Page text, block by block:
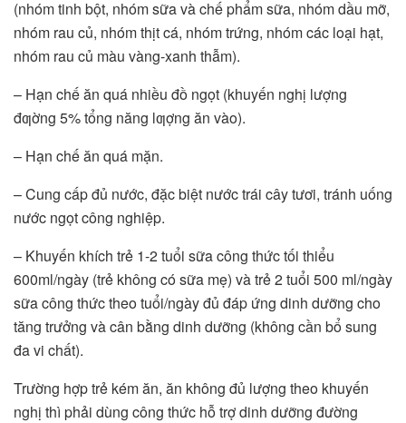
(nhóm tinh bột, nhóm sữa và chế phẩm sữa, nhóm dầu mỡ,
nhóm rau củ, nhóm thịt cá, nhóm trứng, nhóm các loại hạt,
nhóm rau củ màu vàng-xanh thẫm).
– Hạn chế ăn quá nhiều đồ ngọt (khuyến nghị lượng
đƣờng 5% tổng năng lƣợng ăn vào).
– Hạn chế ăn quá mặn.
– Cung cấp đủ nước, đặc biệt nước trái cây tươi, tránh uống
nước ngọt công nghiệp.
– Khuyến khích trẻ 1-2 tuổi sữa công thức tối thiểu
600ml/ngày (trẻ không có sữa mẹ) và trẻ 2 tuổi 500 ml/ngày
sữa công thức theo tuổi/ngày đủ đáp ứng dinh dưỡng cho
tăng trưởng và cân bằng dinh dưỡng (không cần bổ sung
đa vi chất).
Trường hợp trẻ kém ăn, ăn không đủ lượng theo khuyến
nghị thì phải dùng công thức hỗ trợ dinh dưỡng đường